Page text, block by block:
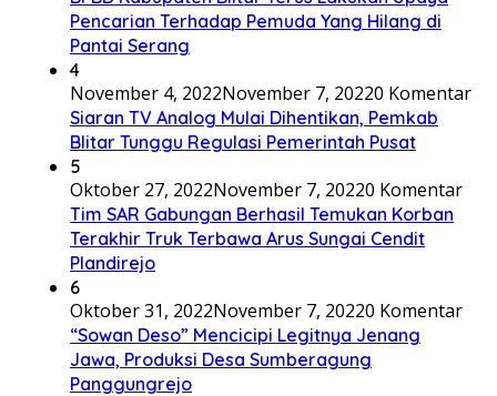
Pencarian Terhadap Pemuda Yang Hilang di
Pantai Serang
4
November 4, 2022November 7, 20220 Komentar
Siaran TV Analog Mulai Dihentikan, Pemkab
Blitar Tunggu Regulasi Pemerintah Pusat
5
Oktober 27, 2022November 7, 20220 Komentar
Tim SAR Gabungan Berhasil Temukan Korban
Terakhir Truk Terbawa Arus Sungai Cendit
Plandirejo
6
Oktober 31, 2022November 7, 20220 Komentar
“Sowan Deso” Mencicipi Legitnya Jenang
Jawa, Produksi Desa Sumberagung
Panggungrejo